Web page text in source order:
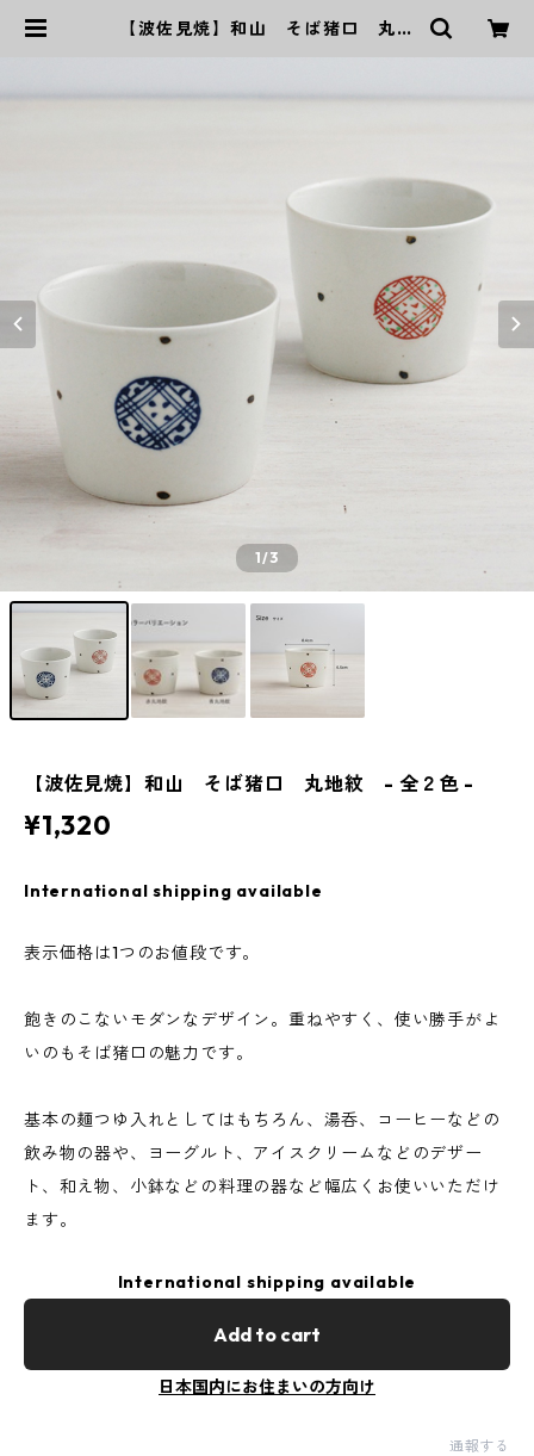
【波佐見焼】和山 そば猪口 丸地
1/3
【波佐見焼】和山 そば猪口 丸地紋 - 全２色 -
¥1,320
International shipping available
表示価格は1つのお値段です。
飽きのこないモダンなデザイン。重ねやすく、使い勝手がよ
いのもそば猪口の魅力です。
基本の麺つゆ入れとしてはもちろん、湯呑、コーヒーなどの
飲み物の器や、ヨーグルト、アイスクリームなどのデザー
ト、和え物、小鉢などの料理の器など幅広くお使いいただけ
ます。
International shipping available
Add to cart
日本国内にお住まいの方向け
通報する